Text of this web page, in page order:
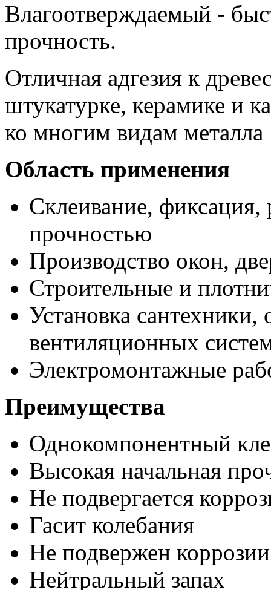
Влагоотверждаемый -
прочность.
Отличная адгезия к
штукатурке, керамике и
ко многим видам металла
Область применения
Склеивание,
прочностью
Производство окон,
Строительные и
Установка сантехники,
вентиляционных
Электромонтажные
Преимущества
Однокомпонентный
Высокая начальная
Не подвергается
Гасит колебания
Не подвержен коррозии
Нейтральный запах